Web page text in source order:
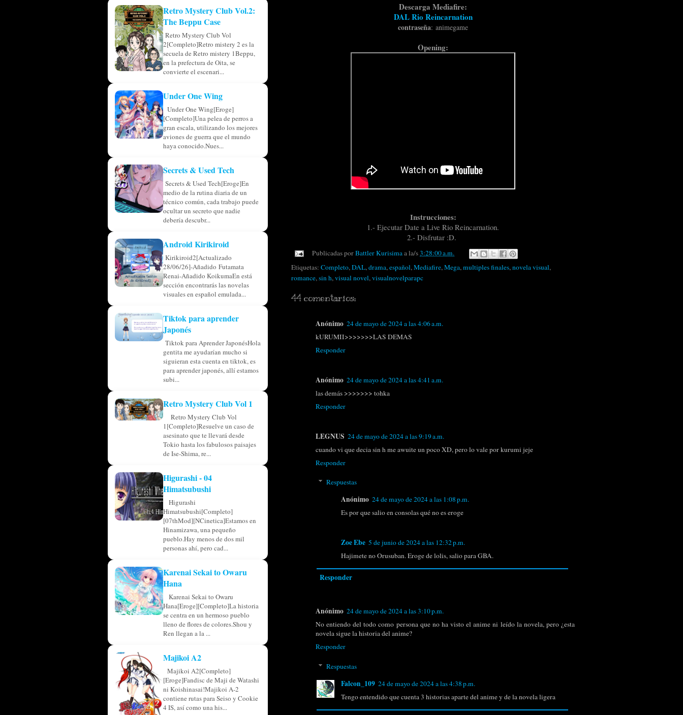
Descarga Mediafire:
DAL Rio Reincarnation
contraseña: animegame
Opening:
Instrucciones:
1.- Ejecutar Date a Live Rio Reincarnation.
2.- Disfrutar :D.
Publicadas porBattler Kurisimaa la/s3:28:00 a.m.
Etiquetas: Completo,DAL,drama,español,Mediafire,Mega,multiples finales,novela visual,
romance,sin h,visual novel,visualnovelparapc
44 comentarios:
Anónimo 24 de mayo de 2024 a las 4:06 a.m.
kURUMII>>>>>>>LAS DEMAS
Responder
Anónimo 24 de mayo de 2024 a las 4:41 a.m.
las demás >>>>>>> tohka
Responder
LEGNUS 24 de mayo de 2024 a las 9:19 a.m.
cuando vi que decia sin h me awuite un poco XD, pero lo vale por kurumi jeje
Responder
Respuestas
Anónimo 24 de mayo de 2024 a las 1:08 p.m.
Es por que salio en consolas qué no es eroge
Zoe Ebe 5 de junio de 2024 a las 12:32 p.m.
Hajimete no Orusuban. Eroge de lolis, salio para GBA.
Responder
Anónimo 24 de mayo de 2024 a las 3:10 p.m.
No entiendo del todo como persona que no ha visto el anime ni leído la novela, pero ¿esta
novela sigue la historia del anime?
Responder
Respuestas
Falcon_109 24 de mayo de 2024 a las 4:38 p.m.
Tengo entendido que cuenta 3 historias aparte del anime y de la novela ligera
Retro Mystery Club Vol.2:
The Beppu Case
Retro Mystery Club Vol
2[Completo]Retro mistery 2 es la
secuela de Retro mistery 1Beppu,
en la prefectura de Oita, se
convierte el escenari...
Under One Wing
Under One Wing[Eroge]
[Completo]Una pelea de perros a
gran escala, utilizando los mejores
aviones de guerra que el mundo
haya conocido.Nues...
Secrets & Used Tech
Secrets & Used Tech[Eroge]En
medio de la rutina diaria de un
técnico común, cada trabajo puede
ocultar un secreto que nadie
debería descubr...
Android Kirikiroid
Kirikiroid2[Actualizado
28/06/26]-Añadido Futamata
Renai-Añadido KoikumaEn está
sección encontrarás las novelas
visuales en español emulada...
Tiktok para aprender
Japonés
Tiktok para Aprender JaponésHola
gentita me ayudarían mucho si
siguieran esta cuenta en tiktok, es
para aprender japonés, allí estamos
subi...
Retro Mystery Club Vol 1
Retro Mystery Club Vol
1[Completo]Resuelve un caso de
asesinato que te llevará desde
Tokio hasta los fabulosos paisajes
de Ise-Shima, re...
Higurashi - 04
Himatsubushi
Higurashi
Himatsubushi[Completo]
[07thMod][NCinetica]Estamos en
Hinamizawa, una pequeño
pueblo.Hay menos de dos mil
personas ahí, pero cad...
Karenai Sekai to Owaru
Hana
Karenai Sekai to Owaru
Hana[Eroge][Completo]La historia
se centra en un hermoso pueblo
lleno de flores de colores.Shou y
Ren llegan a la ...
Majikoi A2
Majikoi A2[Completo]
[Eroge]Fandisc de Maji de Watashi
ni Koishinasai!Majikoi A-2
contiene rutas para Seiso y Cookie
4 IS, así como una his...